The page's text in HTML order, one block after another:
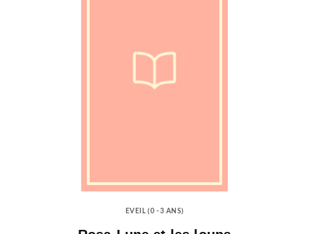
EVEIL (0 -3 ANS)